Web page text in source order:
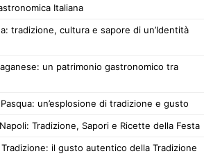
Italiana
tradizione, cultura e sapore di un’Identità
un patrimonio gastronomico tra
un’esplosione di tradizione e gusto
Tradizione, Sapori e Ricette della Festa
il gusto autentico della Tradizione